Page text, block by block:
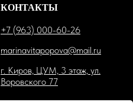
КОНТАКТЫ
+7 (963) 000-60-26
marinavitapopova@mail.ru
г. Киров, ЦУМ, 3 этаж, ул.
Воровского 77